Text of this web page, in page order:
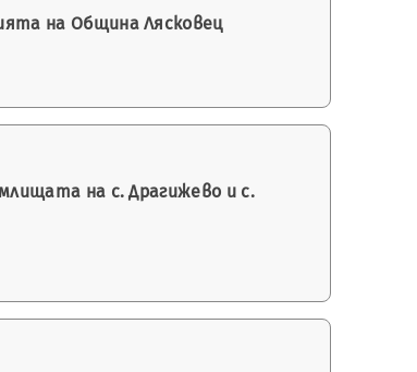
на Община Лясковец
на с. Драгижево и с.